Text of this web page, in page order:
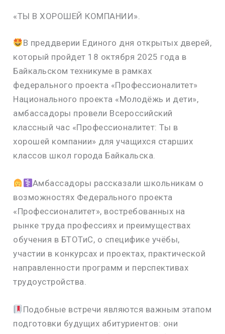
«ТЫ В ХОРОШЕЙ КОМПАНИИ».
В преддверии Единого дня открытых дверей,
который пройдет 18 октября 2025 года в
Байкальском техникуме в рамках
федерального проекта «Профессионалитет»
Национального проекта «Молодёжь и дети»,
амбассадоры провели Всероссийский
классный час «Профессионалитет: Ты в
хорошей компании» для учащихся старших
классов школ города Байкальска.
‍Амбассадоры рассказали школьникам о
возможностях Федерального проекта
«Профессионалитет», востребованных на
рынке труда профессиях и преимуществах
обучения в БТОТиС, о специфике учёбы,
участии в конкурсах и проектах, практической
направленности программ и перспективах
трудоустройства.
Подобные встречи являются важным этапом
подготовки будущих абитуриентов: они